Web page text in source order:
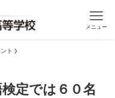
メニュー
ト
定では６０名